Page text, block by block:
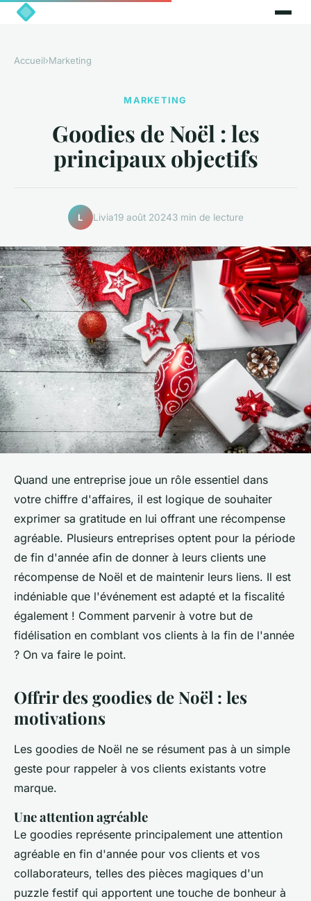
Accueil›Marketing
MARKETING
Goodies de Noël : les
principaux objectifs
L Livia19 août 20243 min de lecture
Quand une entreprise joue un rôle essentiel dans
votre chiffre d'affaires, il est logique de souhaiter
exprimer sa gratitude en lui offrant une récompense
agréable. Plusieurs entreprises optent pour la période
de fin d'année afin de donner à leurs clients une
récompense de Noël et de maintenir leurs liens. Il est
indéniable que l'événement est adapté et la fiscalité
également ! Comment parvenir à votre but de
fidélisation en comblant vos clients à la fin de l'année
? On va faire le point.
Offrir des goodies de Noël : les
motivations
Les goodies de Noël ne se résument pas à un simple
geste pour rappeler à vos clients existants votre
marque.
Une attention agréable
Le goodies représente principalement une attention
agréable en fin d'année pour vos clients et vos
collaborateurs, telles des pièces magiques d'un
puzzle festif qui apportent une touche de bonheur à